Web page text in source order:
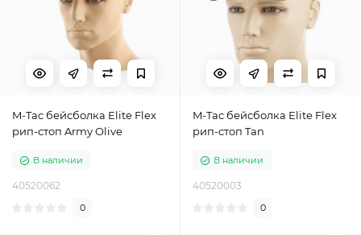
M-Tac бейсболка Elite Flex
рип-стоп Army Olive
В наличии
40520062
0
M-Tac бейсболка Elite Flex
рип-стоп Tan
В наличии
40520003
0